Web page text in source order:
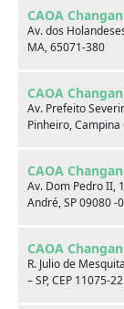
CAOA
Av. dos
MA, 65071-380
CAOA
Av. Prefeito
Pinheiro,
CAOA
Av. Dom Pedro II,
André, SP 09080 -
CAOA
R. Julio de
– SP, CEP 11075-
Bluetooth
Kit Multimídia
Volante
Chave com
aproximação